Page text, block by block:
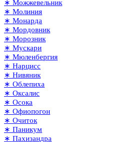
∗ Можжевельник
∗ Молиния
∗ Монарда
∗ Мордовник
∗ Морозник
∗ Мускари
∗ Мюленбергия
∗ Нарцисс
∗ Нивяник
∗ Облепиха
∗ Оксалис
∗ Осока
∗ Офиопогон
∗ Очиток
∗ Паникум
∗ Пахизандра